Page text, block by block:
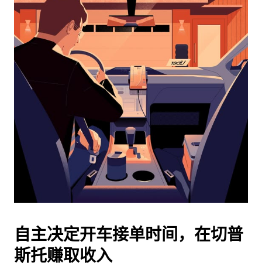
浏
日
并
期。
按
退
闭
日
历。
自主决定开车接单时间，在切普
斯托赚取收入